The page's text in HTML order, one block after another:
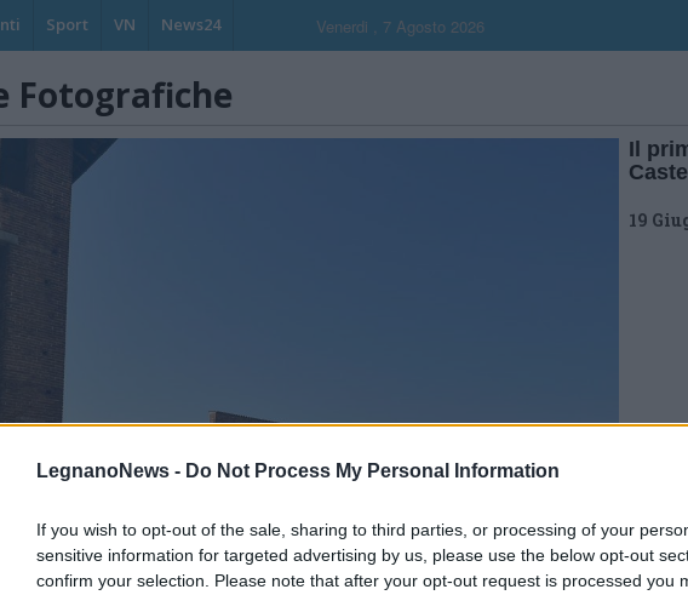
LegnanoNews - Do Not Process My Personal Information
If you wish to opt-out of the sale, sharing to third parties, or processing of your
sensitive information for targeted advertising by us, please use the below opt-out
confirm your selection. Please note that after your opt-out request is processed you
Sport VN News24 Venerdi , 7 Agosto 2026
Fotografiche
Il
19